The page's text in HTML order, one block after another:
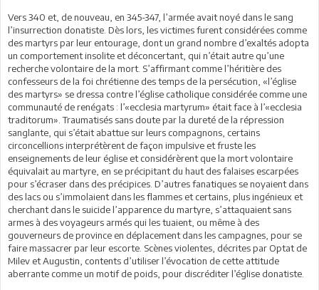
Vers 340 et, de nouveau, en 345-347, l’armée avait noyé dans le sang
l’insurrection donatiste. Dès lors, les victimes furent considérées comme
des martyrs par leur entourage, dont un grand nombre d’exaltés adopta
un comportement insolite et déconcertant, qui n’était autre qu’une
recherche volontaire de la mort. S’affirmant comme l’héritière des
confesseurs de la foi chrétienne des temps de la persécution, «l’église
des martyrs» se dressa contre l’église catholique considérée comme une
communauté de renégats : l’«ecclesia martyrum» était face à l’«ecclesia
traditorum». Traumatisés sans doute par la dureté de la répression
sanglante, qui s’était abattue sur leurs compagnons, certains
circoncellions interprétèrent de façon impulsive et fruste les
enseignements de leur église et considérèrent que la mort volontaire
équivalait au martyre, en se précipitant du haut des falaises escarpées
pour s’écraser dans des précipices. D’autres fanatiques se noyaient dans
des lacs ou s’immolaient dans les flammes et certains, plus ingénieux et
cherchant dans le suicide l’apparence du martyre, s’attaquaient sans
armes à des voyageurs armés qui les tuaient, ou même à des
gouverneurs de province en déplacement dans les campagnes, pour se
faire massacrer par leur escorte. Scènes violentes, décrites par Optat de
Milev et Augustin, contents d’utiliser l’évocation de cette attitude
aberrante comme un motif de poids, pour discréditer l’église donatiste.